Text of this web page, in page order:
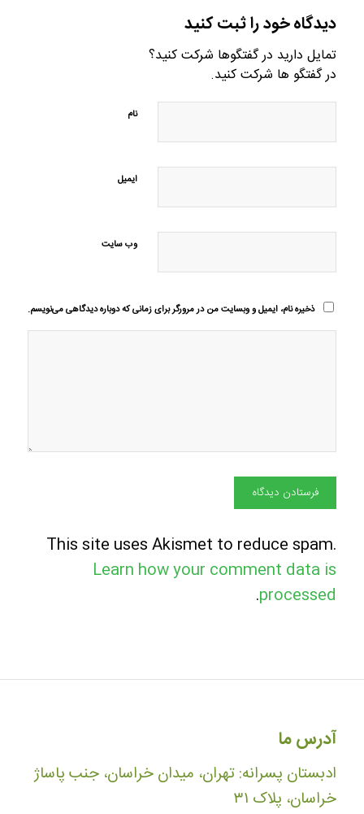
دیدگاه خود را ثبت کنید
تمایل دارید در گفتگوها شرکت کنید؟
در گفتگو ها شرکت کنید.
نام
ایمیل
وب‌ سایت
ذخیره نام، ایمیل و وبسایت من در مرورگر برای زمانی که دوباره دیدگاهی می‌نویسم.
This site uses Akismet to reduce spam.
Learn how your comment data is
processed
.
آدرس ما
ادبستان پسرانه: تهران، میدان خراسان، جنب پاساژ
خراسان، پلاک ۳۱